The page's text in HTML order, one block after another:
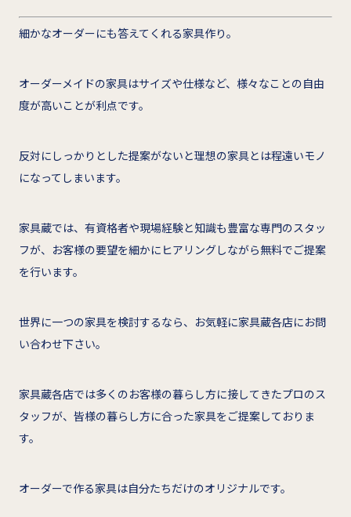
細かなオーダーにも答えてくれる家具作り。
オーダーメイドの家具はサイズや仕様など、様々なことの自由
度が高いことが利点です。
反対にしっかりとした提案がないと理想の家具とは程遠いモノ
になってしまいます。
家具蔵では、有資格者や現場経験と知識も豊富な専門のスタッ
フが、お客様の要望を細かにヒアリングしながら無料でご提案
を行います。
世界に一つの家具を検討するなら、お気軽に家具蔵各店にお問
い合わせ下さい。
家具蔵各店では多くのお客様の暮らし方に接してきたプロのス
タッフが、皆様の暮らし方に合った家具をご提案しておりま
す。
オーダーで作る家具は自分たちだけのオリジナルです。